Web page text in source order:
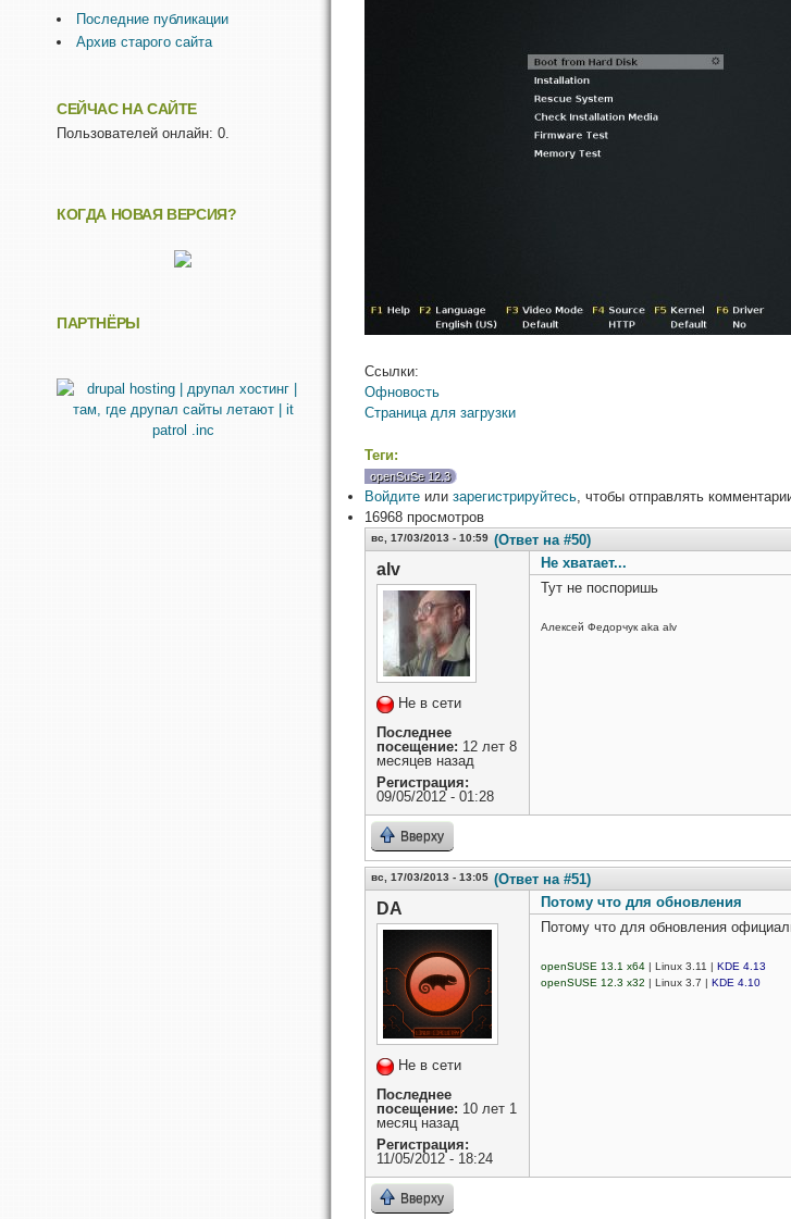
Ссылки:
Офновость
Страница для загрузки
Теги:
openSuSe 12.3
Войдите или зарегистрируйтесь , чтобы отправлять
16968 просмотров
вс, 17/03/2013 - 10:59 (Ответ на #50)
alv
Не в сети
Последнее
посещение: 12 лет 8
месяцев назад
Регистрация:
09/05/2012 - 01:28
Не хватает...
Тут не поспоришь
Алексей Федорчук aka alv
Вверху
вс, 17/03/2013 - 13:05 (Ответ на #51)
DA
Не в сети
Последнее
посещение: 10 лет 1
месяц назад
Регистрация:
11/05/2012 - 18:24
Потому что для обновления
Потому что для обновления
openSUSE 13.1 x64 | Linux 3.11 | KDE 4.13
openSUSE 12.3 x32 | Linux 3.7 | KDE 4.10
Вверху
Последние публикации
Архив старого сайта
СЕЙЧАС НА САЙТЕ
Пользователей онлайн: 0.
КОГДА НОВАЯ ВЕРСИЯ?
ПАРТНЁРЫ